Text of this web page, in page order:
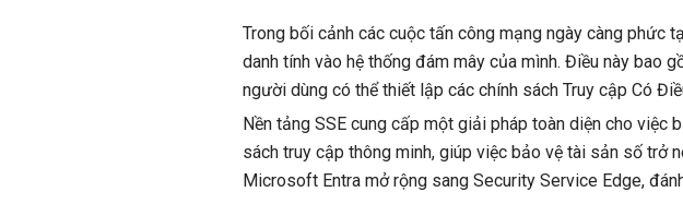
Trong bối cảnh các cuộc tấn công mạng ngày càng
danh tính vào hệ thống đám mây của mình. Điều này bao
người dùng có thể thiết lập các chính sách Truy cập Có
Nền tảng SSE cung cấp một giải pháp toàn diện cho việc
sách truy cập thông minh, giúp việc bảo vệ tài sản số trở
Microsoft Entra mở rộng sang Security Service Edge,